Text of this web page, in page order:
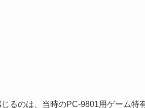
るのは、当時のPC-9801用ゲーム特